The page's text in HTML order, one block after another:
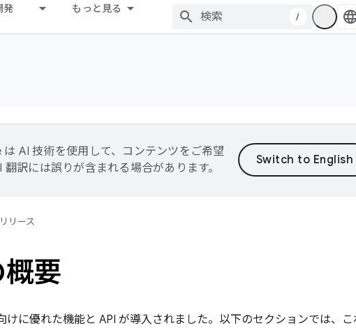
発 もっと見る
/
AI 技術を使用して、コンテンツをご希望
訳には誤りが含まれる場合があります。
リリース
要
けに優れた機能と API が導入されました。以下のセクションでは、こ